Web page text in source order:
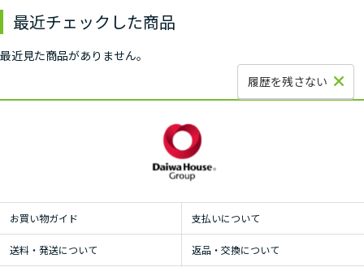
最近チェックした商品
最近見た商品がありません。
履歴を残さない
お買い物ガイド 支払いについて
送料・発送について 返品・交換について